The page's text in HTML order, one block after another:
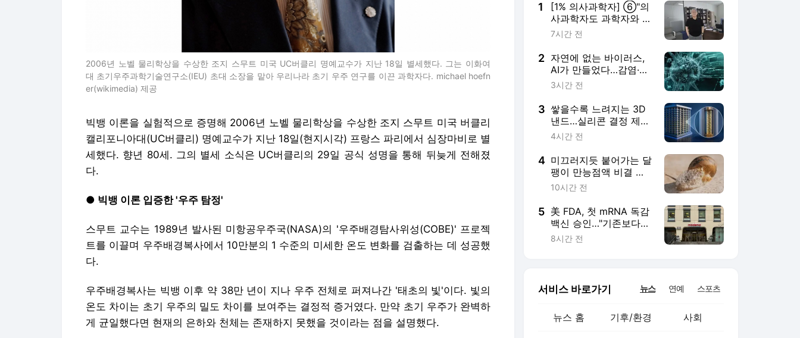
2006년 노벨 물리학상을 수상한 조지 스무트 미국 UC버클리 명예교수가 지난 18일 별세했다. 그는 이화여
대 초기우주과학기술연구소(IEU) 초대 소장을 맡아 우리나라 초기 우주 연구를 이끈 과학자다. michael hoefn
er(wikimedia) 제공
빅뱅 이론을 실험적으로 증명해 2006년 노벨 물리학상을 수상한 조지 스무트 미국 버클리
캘리포니아대(UC버클리) 명예교수가 지난 18일(현지시각) 프랑스 파리에서 심장마비로 별
세했다. 향년 80세. 그의 별세 소식은 UC버클리의 29일 공식 성명을 통해 뒤늦게 전해졌
다.
● 빅뱅 이론 입증한 '우주 탐정'
스무트 교수는 1989년 발사된 미항공우주국(NASA)의 '우주배경탐사위성(COBE)' 프로젝
트를 이끌며 우주배경복사에서 10만분의 1 수준의 미세한 온도 변화를 검출하는 데 성공했
다.
우주배경복사는 빅뱅 이후 약 38만 년이 지나 우주 전체로 퍼져나간 '태초의 빛'이다. 빛의
온도 차이는 초기 우주의 밀도 차이를 보여주는 결정적 증거였다. 만약 초기 우주가 완벽하
게 균일했다면 현재의 은하와 천체는 존재하지 못했을 것이라는 점을 설명했다.
1
[1% 의사과학자] ⑥"의
사과학자도 과학자와 경
쟁해야…진료보는 의사,
7시간 전
2 자연에 없는 바이러스,
AI가 만들었다…감염·증
식도 가능
3시간 전
3 쌓을수록 느려지는 3D
낸드…실리콘 결정 제어
로 속도 높인다
4시간 전
4 미끄러지듯 붙어가는 달
팽이 만능점액 비결 밝
혔다
10시간 전
5 美 FDA, 첫 mRNA 독감
백신 승인…"기존보다
예방효과 27% 높아"
8시간 전
서비스 바로가기 뉴스 연예 스포츠
뉴스 홈 기후/환경 사회